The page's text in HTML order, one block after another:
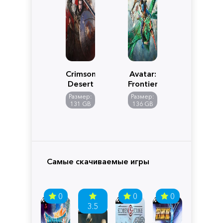
Crimson
Desert
Размер:
131 GB
Avatar:
Frontiers
of
Pandora
Размер:
136 GB
Самые скачиваемые игры
0
3.5
0 0